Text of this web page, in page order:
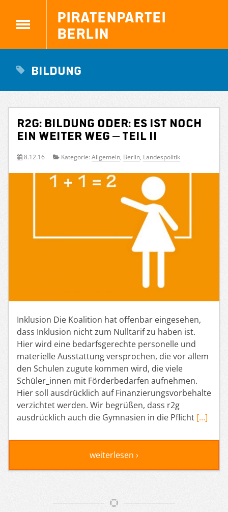
Piratenpartei
Berlin
Bildung
R2G: Bildung oder: Es ist noch
ein weiter Weg – Teil II
8.12.16 Kategorie: Allgemein, Berlin, Landespolitik
Inklusion Die Koalition hat offenbar eingesehen,
dass Inklusion nicht zum Nulltarif zu haben ist.
Hier wird eine bedarfsgerechte personelle und
materielle Ausstattung versprochen, die vor allem
den Schulen zugute kommen wird, die viele
Schüler_innen mit Förderbedarfen aufnehmen.
Hier soll ausdrücklich auf Finanzierungsvorbehalte
verzichtet werden. Wir begrüßen, dass r2g
ausdrücklich auch die Gymnasien in die Pflicht […]
weiterlesen ›